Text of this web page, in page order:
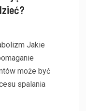
Jakie
może być
spalania